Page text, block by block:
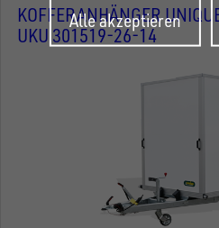
KOFFERANHÄNGER
UKU 301519-26-14
Alle akzeptieren